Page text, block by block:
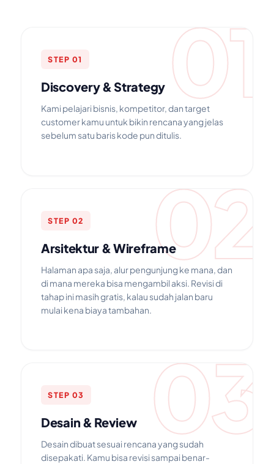
01
STEP 01
Discovery & Strategy
Kami pelajari bisnis, kompetitor, dan target
customer kamu untuk bikin rencana yang jelas
sebelum satu baris kode pun ditulis.
02
STEP 02
Arsitektur & Wireframe
Halaman apa saja, alur pengunjung ke mana, dan
di mana mereka bisa mengambil aksi. Revisi di
tahap ini masih gratis, kalau sudah jalan baru
mulai kena biaya tambahan.
03
STEP 03
Desain & Review
Desain dibuat sesuai rencana yang sudah
disepakati. Kamu bisa revisi sampai benar-